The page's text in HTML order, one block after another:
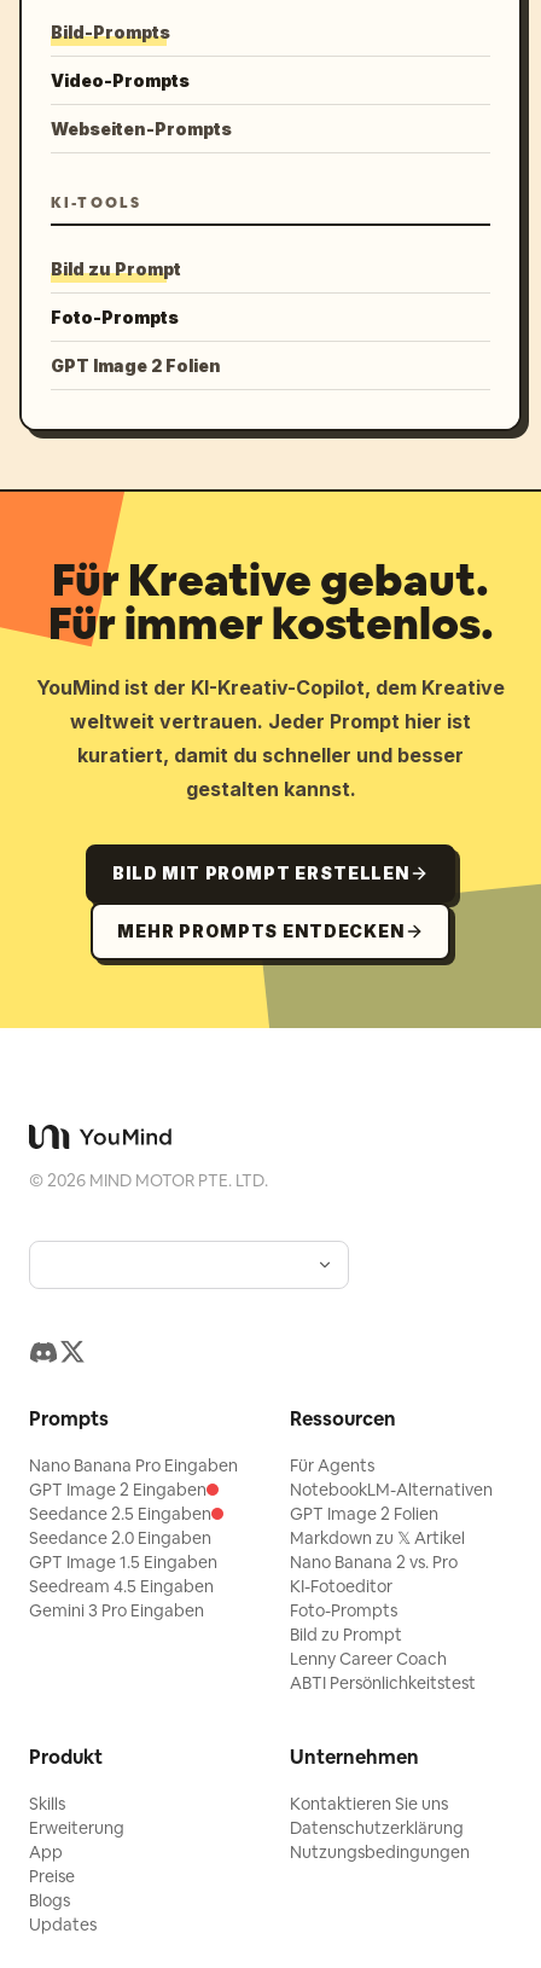
Bild-Prompts
Video-Prompts
Webseiten-Prompts
KI-TOOLS
Bild zu Prompt
Foto-Prompts
GPT Image 2 Folien
Für Kreative gebaut.
Für immer kostenlos.
YouMind ist der KI-Kreativ-Copilot, dem Kreative
weltweit vertrauen. Jeder Prompt hier ist
kuratiert, damit du schneller und besser
gestalten kannst.
BILD MIT PROMPT ERSTELLEN
MEHR PROMPTS ENTDECKEN
©2026 MIND MOTOR PTE. LTD.
Prompts
Nano Banana Pro Eingaben
GPT Image 2 Eingaben
Seedance 2.5 Eingaben
Seedance 2.0 Eingaben
GPT Image 1.5 Eingaben
Seedream 4.5 Eingaben
Gemini 3 Pro Eingaben
Ressourcen
Für Agents
NotebookLM-Alternativen
GPT Image 2 Folien
Markdown zu 𝕏 Artikel
Nano Banana 2 vs. Pro
KI-Fotoeditor
Foto-Prompts
Bild zu Prompt
Lenny Career Coach
ABTI Persönlichkeitstest
Produkt
Skills
Erweiterung
App
Preise
Blogs
Updates
Unternehmen
Kontaktieren Sie uns
Datenschutzerklärung
Nutzungsbedingungen